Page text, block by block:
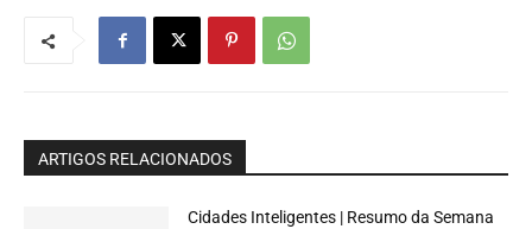
ARTIGOS RELACIONADOS
Cidades Inteligentes | Resumo da Semana